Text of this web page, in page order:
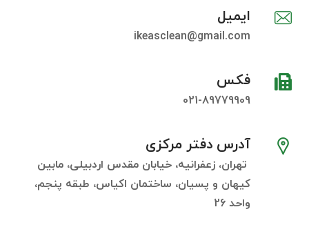
ایمیل
ikeasclean@gmail.com
فکس
021-89779909
آدرس دفتر مرکزی
تهران، زعفرانیه، خیابان مقدس اردبیلی، مابین
کیهان و پسیان، ساختمان اکیاس، طبقه پنجم،
واحد 26